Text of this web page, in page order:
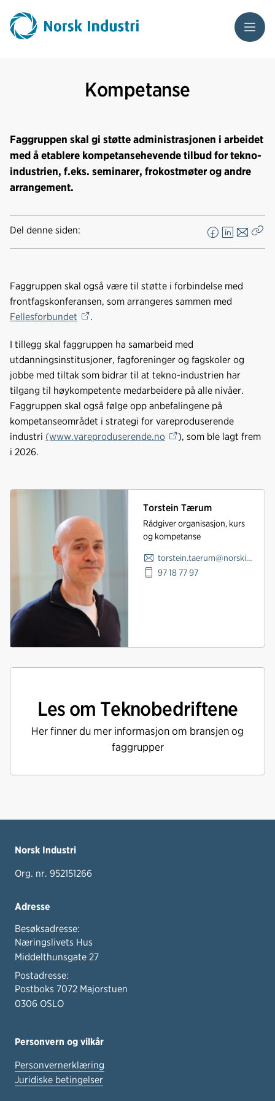
Meny
Kompetanse
Faggruppen skal gi støtte administrasjonen i arbeidet
med å etablere kompetansehevende tilbud for tekno-
industrien, f.eks. seminarer, frokostmøter og andre
arrangement.
Del denne siden:
F
a
e
b
L
i
k
e
E
-
o
Faggruppen skal også være til støtte i forbindelse med
frontfagskonferansen, som arrangeres sammen med
Fellesforbundet
.
I tillegg skal faggruppen ha samarbeid med
utdanningsinstitusjoner, fagforeninger og fagskoler og
jobbe med tiltak som bidrar til at tekno-industrien har
tilgang til høykompetente medarbeidere på alle nivåer.
Faggruppen skal også følge opp anbefalingene på
kompetanseområdet i strategi for vareproduserende
industri (www.vareproduserende.no
), som ble lagt frem
i 2026.
Torstein Tærum
Rådgiver organisasjon, kurs
og kompetanse
torstein.taerum@norskindustri.no
97 18 77 97
Les om Teknobedriftene
Her finner du mer informasjon om bransjen og
faggrupper
Norsk Industri
Org. nr. 952151266
Adresse
Besøksadresse:
Næringslivets Hus
Middelthunsgate 27
Postadresse:
Postboks 7072 Majorstuen
0306 OSLO
Personvern og vilkår
Personvernerklæring
Juridiske betingelser